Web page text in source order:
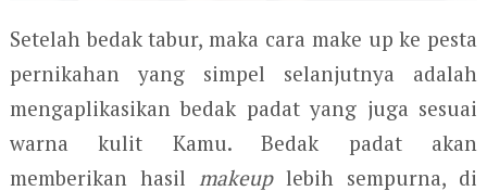
Setelah bedak tabur, maka cara make up ke pesta
pernikahan yang simpel selanjutnya adalah
mengaplikasikan bedak padat yang juga sesuai
warna kulit Kamu. Bedak padat akan
memberikan hasil makeuplebih sempurna, di